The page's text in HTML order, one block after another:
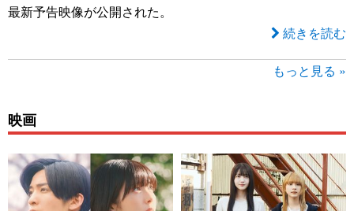
最新予告映像が公開された。
続きを読む
もっと見る »
映画